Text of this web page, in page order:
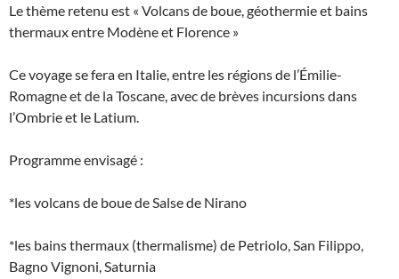
Le thème retenu est « Volcans de boue, géothermie et bains
thermaux entre Modène et Florence »
Ce voyage se fera en Italie, entre les régions de l’Émilie-
Romagne et de la Toscane, avec de brèves incursions dans
l’Ombrie et le Latium.
Programme envisagé :
*les volcans de boue de Salse de Nirano
*les bains thermaux (thermalisme) de Petriolo, San Filippo,
Bagno Vignoni, Saturnia